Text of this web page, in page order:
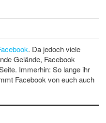
. Da jedoch viele
Gelände, Facebook
Immerhin: So lange ihr
Facebook von euch auch